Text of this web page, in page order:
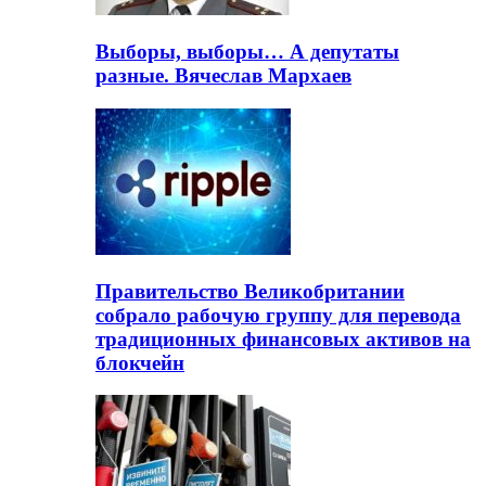
Выборы, выборы… А депутаты
разные. Вячеслав Мархаев
Правительство Великобритании
собрало рабочую группу для перевода
традиционных финансовых активов на
блокчейн